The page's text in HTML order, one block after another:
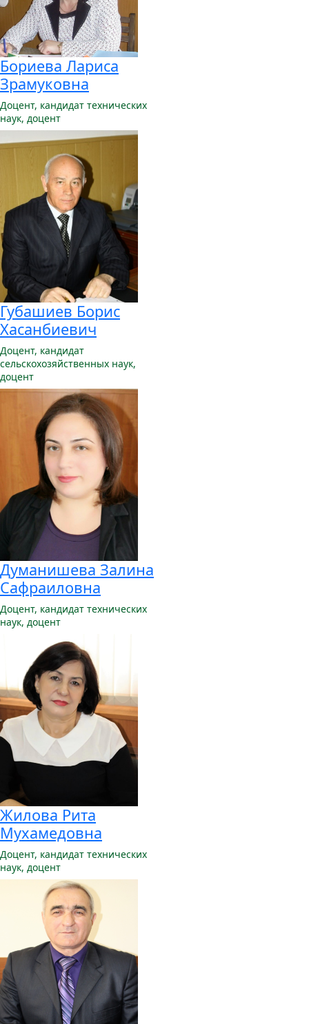
Бориева Лариса
Зрамуковна
Доцент, кандидат технических
наук, доцент
Губашиев Борис
Хасанбиевич
Доцент, кандидат
сельскохозяйственных наук,
доцент
Думанишева Залина
Сафраиловна
Доцент, кандидат технических
наук, доцент
Жилова Рита
Мухамедовна
Доцент, кандидат технических
наук, доцент